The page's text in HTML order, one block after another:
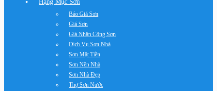
Hạng Mục Sơn
Báo Giá Sơn
Giá Sơn
Giá Nhân Công Sơn
Dịch Vụ Sơn Nhà
Sơn Mặt Tiền
Sơn Nền Nhà
Sơn Nhà Đẹp
Thợ Sơn Nước